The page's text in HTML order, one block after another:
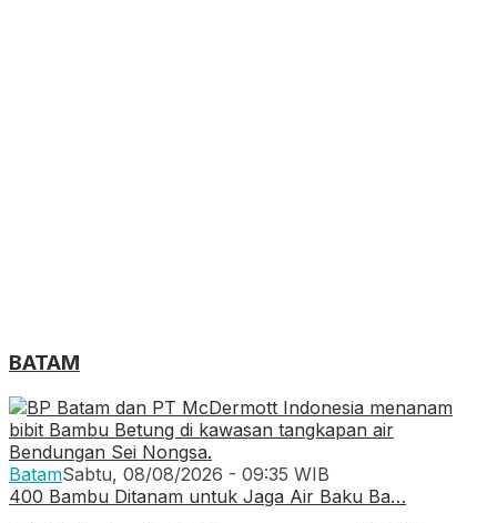
BATAM
BatamSabtu, 08/08/2026 - 09:35 WIB
400 Bambu Ditanam untuk Jaga Air Baku Ba…